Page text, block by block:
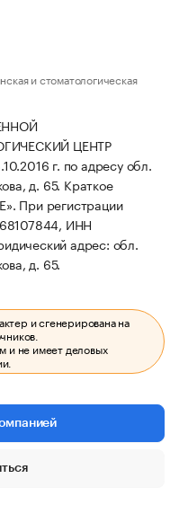
и стоматологическая
ЦЕНТР
г. по адресу обл.
д. 65. Краткое
При регистрации
ИНН
адрес: обл.
д. 65.
и сгенерирована на
и не имеет деловых